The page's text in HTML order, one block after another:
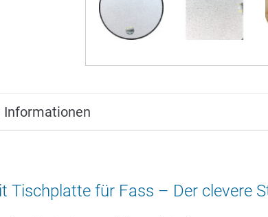
Informationen
Tischplatte für Fass – Der clevere